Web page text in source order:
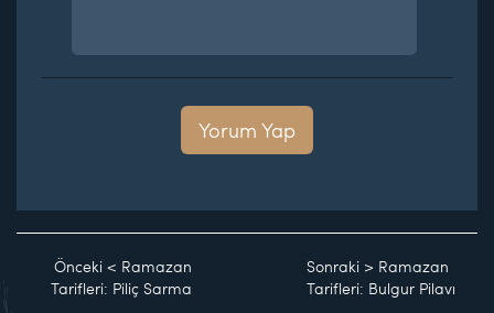
Yorum Yap
Önceki < Ramazan
Tarifleri: Piliç Sarma
Sonraki > Ramazan
Tarifleri: Bulgur Pilavı